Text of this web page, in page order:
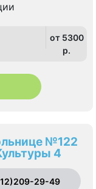
от 5300
p.
№122
4
29-49